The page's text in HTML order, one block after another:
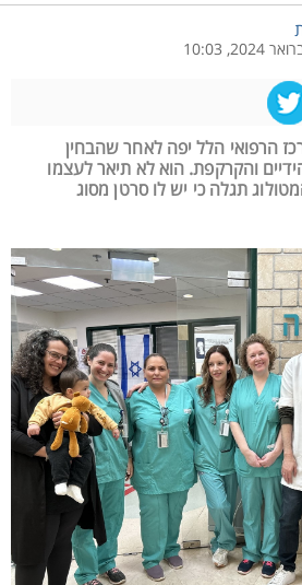
הרפואי הלל יפה לאחר שהבחין
והקרקפת. הוא לא תיאר לעצמו
תגלה כי יש לו סרטן מסוג